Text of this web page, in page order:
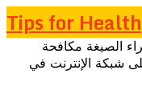
Tips for
الصيغة مكافحة
شبكة الإنترنت في